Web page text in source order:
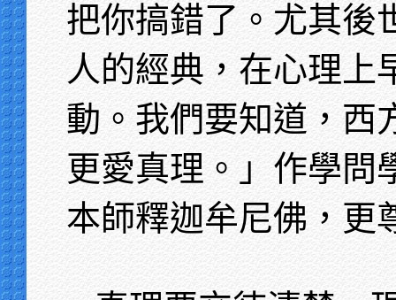
把你搞錯了。尤其後
人的經典，在心理上
動。我們要知道，西
更愛真理。」作學問
本師釋迦牟尼佛，更